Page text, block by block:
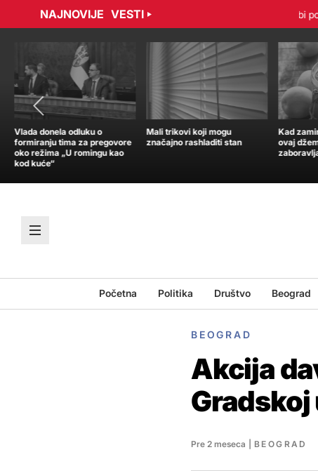
NAJNOVIJE VESTI
sporazumno raskinuli ugovor Tramp: Nisam u žurbi po
Vlada donela odluku o
formiranju tima za pregovore
oko režima „U romingu kao
kod kuće“
Mali trikovi koji mogu
značajno rashladiti stan
Kad
ovaj
Početna Politika Društvo Beograd
BEOGRAD
Akcija
Pre 2 meseca BEOGRAD